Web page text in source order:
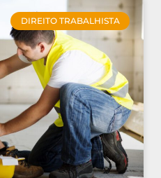
DIREITO TRABALHISTA